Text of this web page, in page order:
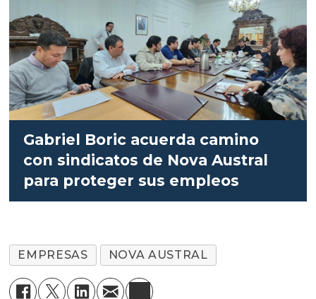
Gabriel Boric acuerda camino
con sindicatos de Nova Austral
para proteger sus empleos
EMPRESAS NOVA AUSTRAL